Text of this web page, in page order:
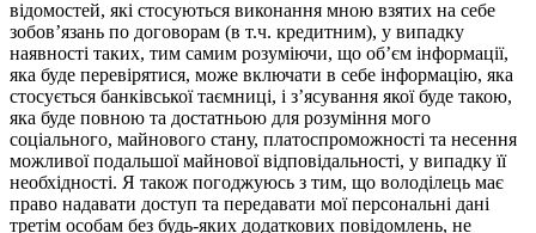
відомостей, які стосуються виконання мною взятих на себе
зобов’язань по договорам (в т.ч. кредитним), у випадку
наявності таких, тим самим розуміючи, що об’єм інформації,
яка буде перевірятися, може включати в себе інформацію, яка
стосується банківської таємниці, і з’ясування якої буде такою,
яка буде повною та достатньою для розуміння мого
соціального, майнового стану, платоспроможності та несення
можливої подальшої майнової відповідальності, у випадку її
необхідності. Я також погоджуюсь з тим, що володілець має
право надавати доступ та передавати мої персональні дані
третім особам без будь-яких додаткових повідомлень, не